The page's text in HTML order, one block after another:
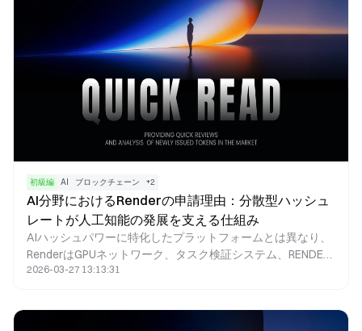
ンとコスト最適化を主な強みとしています。Akashは多用途
な分散型クラウドマーケットプレイスを確立し、競争入札メ
カニズムにより低コストのコンピューティングリソースを提
供しています。
初級編 AI ブロックチェーン +2
AI分野におけるRenderの申請理由：分散型ハッシュ
レートが人工知能の発展を支える仕組み
AIハッシュパワーに特化したプラットフォームとは異なり、
RenderはGPUネットワーク、タスク検証システム、RENDER
トークンインセンティブモデルを組み合わせている点が際立
2026-03-27 13:13:31